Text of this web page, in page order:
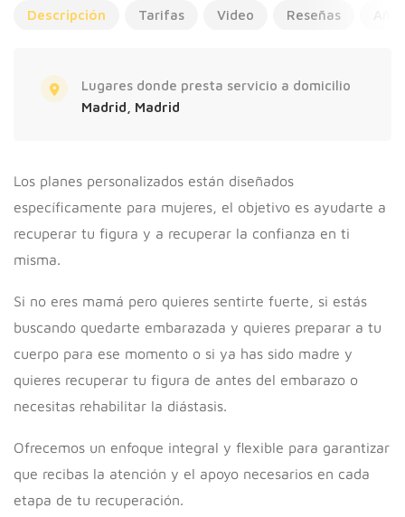
Descripción Tarifas Video Reseñas
Lugares donde presta servicio a domicilio
Madrid, Madrid
Los planes personalizados están diseñados
específicamente para mujeres, el objetivo es ayudarte a
recuperar tu figura y a recuperar la confianza en ti
misma.
Si no eres mamá pero quieres sentirte fuerte, si estás
buscando quedarte embarazada y quieres preparar a tu
cuerpo para ese momento o si ya has sido madre y
quieres recuperar tu figura de antes del embarazo o
necesitas rehabilitar la diástasis.
Ofrecemos un enfoque integral y flexible para garantizar
que recibas la atención y el apoyo necesarios en cada
etapa de tu recuperación.